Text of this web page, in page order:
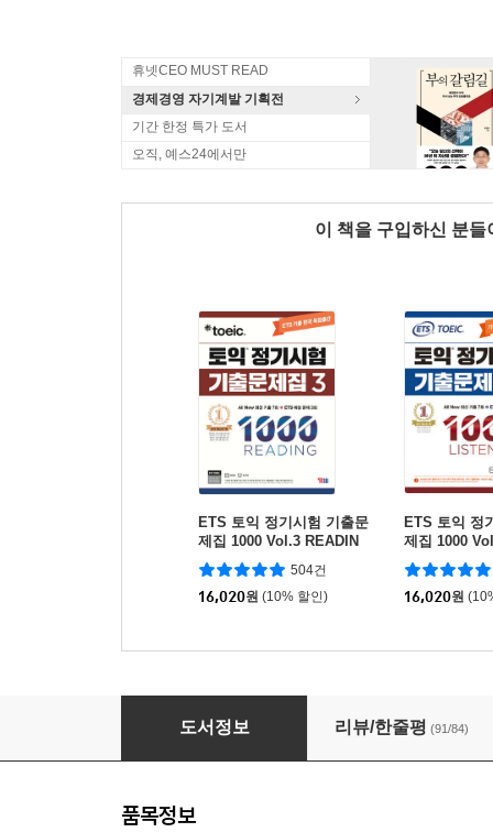
휴넷CEO MUST READ
경제경영 자기계발 기획전
기간 한정 특가 도서
오직, 예스24에서만
이 책을 구입하신 분
ETS 토익 정기시험 기출문
제집 1000 Vol.3 READIN
G 리딩
504건
16,020원 (10% 할인)
ETS 토익 정
제집 1000
NG 리스닝
16,020원
대화의 신
도서정보 리뷰/한줄평 (91/84)
품목정보